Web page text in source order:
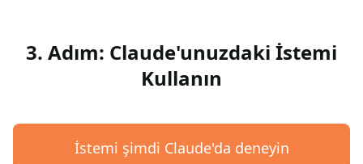
3. Adım: Claude'unuzdaki İstemi
Kullanın
İstemi şimdi Claude'da deneyin